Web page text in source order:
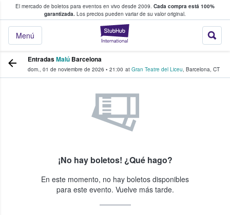
El mercado de boletos para eventos en vivo desde 2009. Cada compra está 100%
garantizada. Los precios pueden variar de su valor original.
StubHub: donde
Menú
fans compran y venden boletos
EntradasMalú Barcelona
dom., 01 de noviembre de 2026 • 21:00 at Gran Teatre del Liceu, Barcelona, CT
¡No hay boletos! ¿Qué hago?
En este momento, no hay boletos disponibles
para este evento. Vuelve más tarde.